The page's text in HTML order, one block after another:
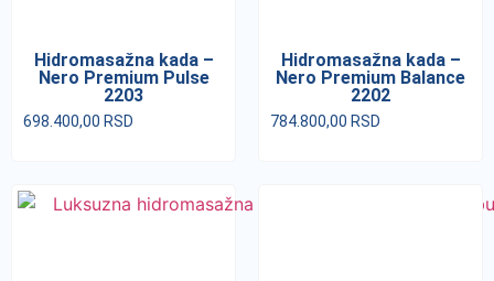
Hidromasažna kada –
Nero Premium Pulse
2203
698.400,00 RSD
Hidromasažna kada –
Nero Premium Balance
2202
784.800,00 RSD